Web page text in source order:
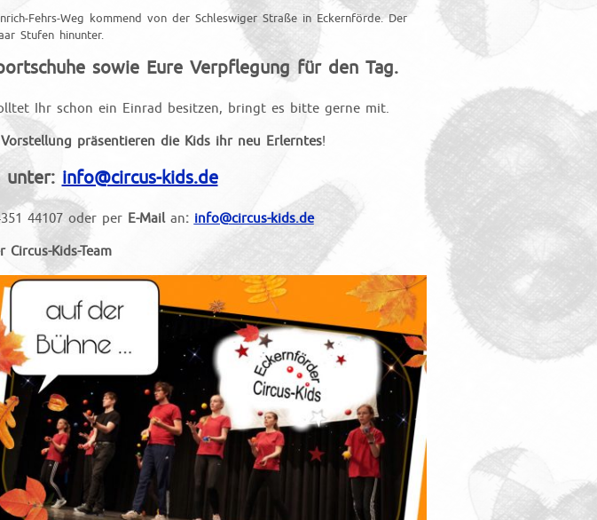
Fehrs-Weg kommend von der Schleswiger Straße in Eckernförde. Der
Stufen hinunter.
sowie Eure Verpflegung für den Tag.
Ihr schon ein Einrad besitzen, bringt es bitte gerne mit.
präsentieren die Kids ihr neu Erlerntes!
unter: info@circus-kids.de
44107 oder per E-Mail an: info@circus-kids.de
Kids-Team